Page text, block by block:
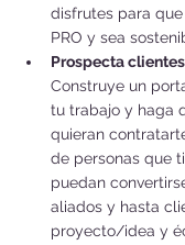
disfrutes para
PRO y sea
Prospecta
Construye un
tu trabajo y haga
quieran
de personas que
puedan
aliados y hasta
proyecto/idea y